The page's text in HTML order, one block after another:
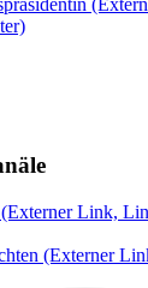
(Externer Link,
(Externer